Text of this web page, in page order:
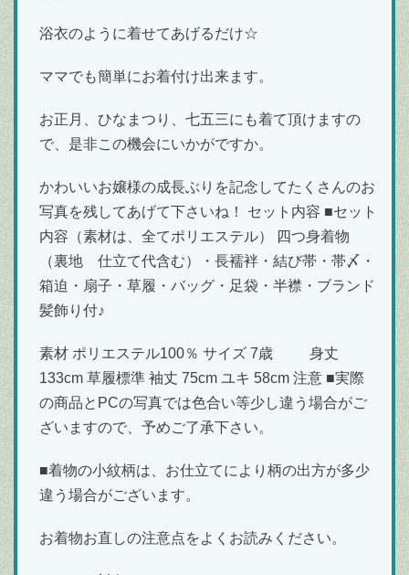
浴衣のように着せてあげるだけ☆
ママでも簡単にお着付け出来ます。
お正月、ひなまつり、七五三にも着て頂けますの
で、是非この機会にいかがですか。
かわいいお嬢様の成長ぶりを記念してたくさんのお
写真を残してあげて下さいね！ セット内容 ■セット
内容（素材は、全てポリエステル） 四つ身着物
（裏地 仕立て代含む）・長襦袢・結び帯・帯〆・
箱迫・扇子・草履・バッグ・足袋・半襟・ブランド
髪飾り付♪
素材 ポリエステル100％ サイズ 7歳 身丈
133cm 草履標準 袖丈 75cm ユキ 58cm 注意 ■実際
の商品とPCの写真では色合い等少し違う場合がご
ざいますので、予めご了承下さい。
■着物の小紋柄は、お仕立てにより柄の出方が多少
違う場合がございます。
お着物お直しの注意点をよくお読みください。